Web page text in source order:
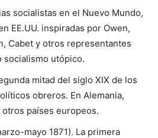
socialistas en el Nuevo Mundo,
EE.UU. inspiradas por Owen,
Cabet y otros representantes
socialismo utópico.
mitad del siglo XIX de los
obreros. En Alemania,
países europeos.
mayo 1871). La primera